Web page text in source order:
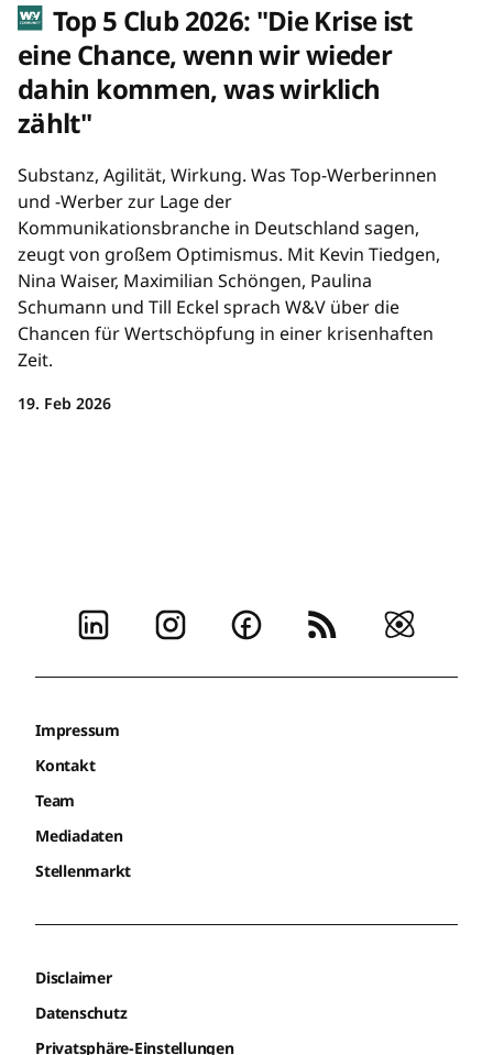
Top 5 Club 2026: "Die Krise ist
eine Chance, wenn wir wieder
dahin kommen, was wirklich
zählt"
Substanz, Agilität, Wirkung. Was Top-Werberinnen
und -Werber zur Lage der
Kommunikationsbranche in Deutschland sagen,
zeugt von großem Optimismus. Mit Kevin Tiedgen,
Nina Waiser, Maximilian Schöngen, Paulina
Schumann und Till Eckel sprach W&V über die
Chancen für Wertschöpfung in einer krisenhaften
Zeit.
19. Feb 2026
Impressum
Kontakt
Team
Mediadaten
Stellenmarkt
Disclaimer
Datenschutz
Privatsphäre-Einstellungen